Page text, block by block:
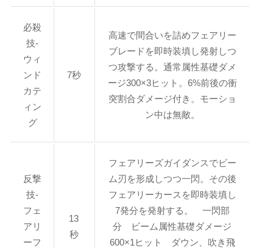
必殺
技-
ウィ
ンド
カテ
ィン
グ
7秒
高速で間合いを詰めフェアリー
ブレードを即時装填し発射しつ
つ攻撃する。通常属性基礎ダメ
ージ300×3ヒット。6%前後の衝
突割合ダメージ付き。モーショ
ン中は無敵。
反撃
技-
フェ
アリ
ーフ
13
秒
フェアリーズガイダンスでビー
ム刃を形成しつつ一閃。その後
フェアリーカースを即時装填し
7発分を発射する。 一閃部
分 ビーム属性基礎ダメージ
600×1ヒット ダウン、吹き飛